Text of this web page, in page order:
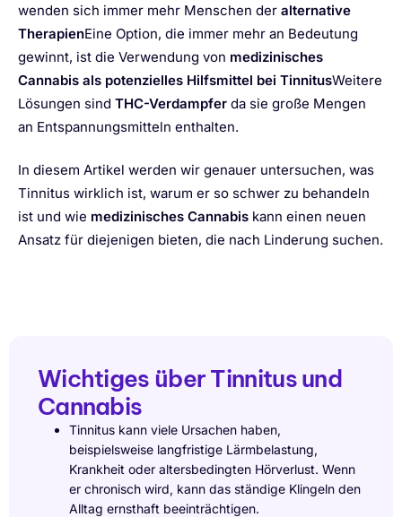
wenden sich immer mehr Menschen der alternative
TherapienEine Option, die immer mehr an Bedeutung
gewinnt, ist die Verwendung von medizinisches
Cannabis als potenzielles Hilfsmittel bei TinnitusWeitere
Lösungen sind THC-Verdampfer da sie große Mengen
an Entspannungsmitteln enthalten.
In diesem Artikel werden wir genauer untersuchen, was
Tinnitus wirklich ist, warum er so schwer zu behandeln
ist und wie medizinisches Cannabis kann einen neuen
Ansatz für diejenigen bieten, die nach Linderung suchen.
Wichtiges über Tinnitus und
Cannabis
Tinnitus kann viele Ursachen haben,
beispielsweise langfristige Lärmbelastung,
Krankheit oder altersbedingten Hörverlust. Wenn
er chronisch wird, kann das ständige Klingeln den
Alltag ernsthaft beeinträchtigen.